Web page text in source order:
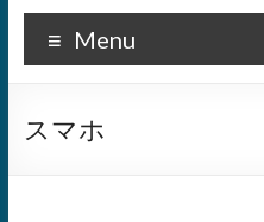
Menu
スマホ